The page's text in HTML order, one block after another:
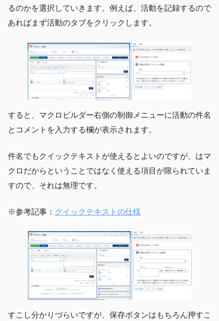
るのかを選択していきます。例えば、活動を記録するので
あればまず活動のタブをクリックします。
すると、マクロビルダー右側の制御メニューに活動の件名
とコメントを入力する欄が表示されます。
件名でもクイックテキストが使えるとよいのですが、はマ
クロだからということではなく使える項目が限られていま
すので、それは無理です。
※参考記事： クイックテキストの仕様
すこし分かりづらいですが、保存ボタンはもちろん押すこ